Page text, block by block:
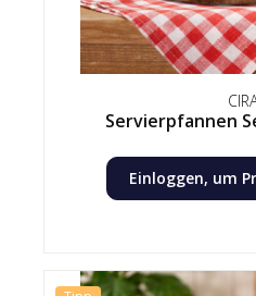
Servierpfannen
Einloggen, um